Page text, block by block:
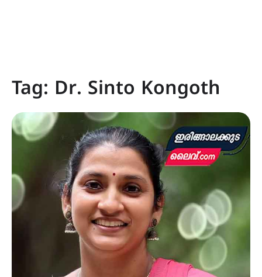
Tag: Dr. Sinto Kongoth